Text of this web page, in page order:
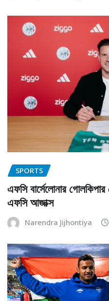
SPORTS
এফসি বার্সেলোনার
এফসি আজাক্স
Narendra Jijhontiya